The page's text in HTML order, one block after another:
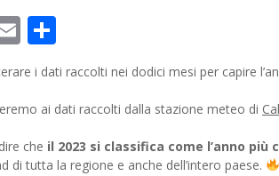
Email
i dati raccolti nei dodici mesi per capire
ai dati raccolti dalla stazione meteo di
che il 2023 si classifica come l’anno
di tutta la regione e anche dell’intero paese.